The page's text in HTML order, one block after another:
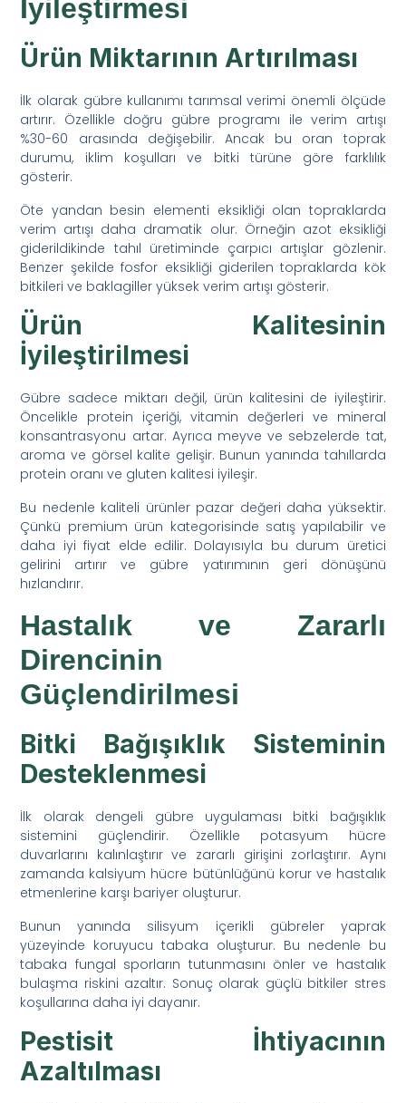
İyileştirmesi
Ürün Miktarının Artırılması
İlk olarak gübre kullanımı tarımsal verimi önemli ölçüde
artırır. Özellikle doğru gübre programı ile verim artışı
%30-60 arasında değişebilir. Ancak bu oran toprak
durumu, iklim koşulları ve bitki türüne göre farklılık
gösterir.
Öte yandan besin elementi eksikliği olan topraklarda
verim artışı daha dramatik olur. Örneğin azot eksikliği
giderildikinde tahıl üretiminde çarpıcı artışlar gözlenir.
Benzer şekilde fosfor eksikliği giderilen topraklarda kök
bitkileri ve baklagiller yüksek verim artışı gösterir.
Ürün Kalitesinin
İyileştirilmesi
Gübre sadece miktarı değil, ürün kalitesini de iyileştirir.
Öncelikle protein içeriği, vitamin değerleri ve mineral
konsantrasyonu artar. Ayrıca meyve ve sebzelerde tat,
aroma ve görsel kalite gelişir. Bunun yanında tahıllarda
protein oranı ve gluten kalitesi iyileşir.
Bu nedenle kaliteli ürünler pazar değeri daha yüksektir.
Çünkü premium ürün kategorisinde satış yapılabilir ve
daha iyi fiyat elde edilir. Dolayısıyla bu durum üretici
gelirini artırır ve gübre yatırımının geri dönüşünü
hızlandırır.
Hastalık ve Zararlı
Direncinin
Güçlendirilmesi
Bitki Bağışıklık Sisteminin
Desteklenmesi
İlk olarak dengeli gübre uygulaması bitki bağışıklık
sistemini güçlendirir. Özellikle potasyum hücre
duvarlarını kalınlaştırır ve zararlı girişini zorlaştırır. Aynı
zamanda kalsiyum hücre bütünlüğünü korur ve hastalık
etmenlerine karşı bariyer oluşturur.
Bunun yanında silisyum içerikli gübreler yaprak
yüzeyinde koruyucu tabaka oluşturur. Bu nedenle bu
tabaka fungal sporların tutunmasını önler ve hastalık
bulaşma riskini azaltır. Sonuç olarak güçlü bitkiler stres
koşullarına daha iyi dayanır.
Pestisit İhtiyacının
Azaltılması